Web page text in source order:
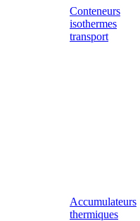
Conteneurs
isothermes
transport
Accumulateurs
thermiques